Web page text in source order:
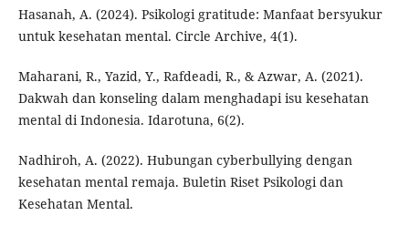
Hasanah, A. (2024). Psikologi gratitude: Manfaat bersyukur
untuk kesehatan mental. Circle Archive, 4(1).
Maharani, R., Yazid, Y., Rafdeadi, R., & Azwar, A. (2021).
Dakwah dan konseling dalam menghadapi isu kesehatan
mental di Indonesia. Idarotuna, 6(2).
Nadhiroh, A. (2022). Hubungan cyberbullying dengan
kesehatan mental remaja. Buletin Riset Psikologi dan
Kesehatan Mental.